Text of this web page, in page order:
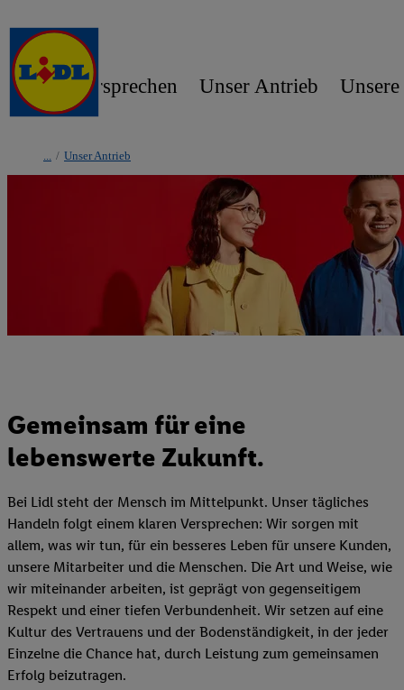
Unser Versprechen Unser Antrieb
/ Unser Antrieb
Gemeinsam für eine
lebenswerte Zukunft.
Bei Lidl steht der Mensch im Mittelpunkt. Unser tägliches
Handeln folgt einem klaren Versprechen: Wir sorgen mit
allem, was wir tun, für ein besseres Leben für unsere Kunden,
unsere Mitarbeiter und die Menschen. Die Art und Weise, wie
wir miteinander arbeiten, ist geprägt von gegenseitigem
Respekt und einer tiefen Verbundenheit. Wir setzen auf eine
Kultur des Vertrauens und der Bodenständigkeit, in der jeder
Einzelne die Chance hat, durch Leistung zum gemeinsamen
Erfolg beizutragen.